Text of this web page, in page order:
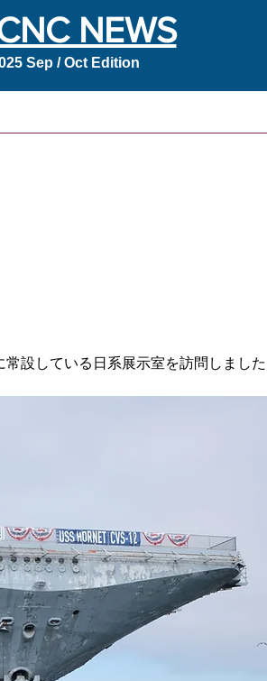
NEWS
Sep / Oct Edition
常設している日系展示室を訪問しまし